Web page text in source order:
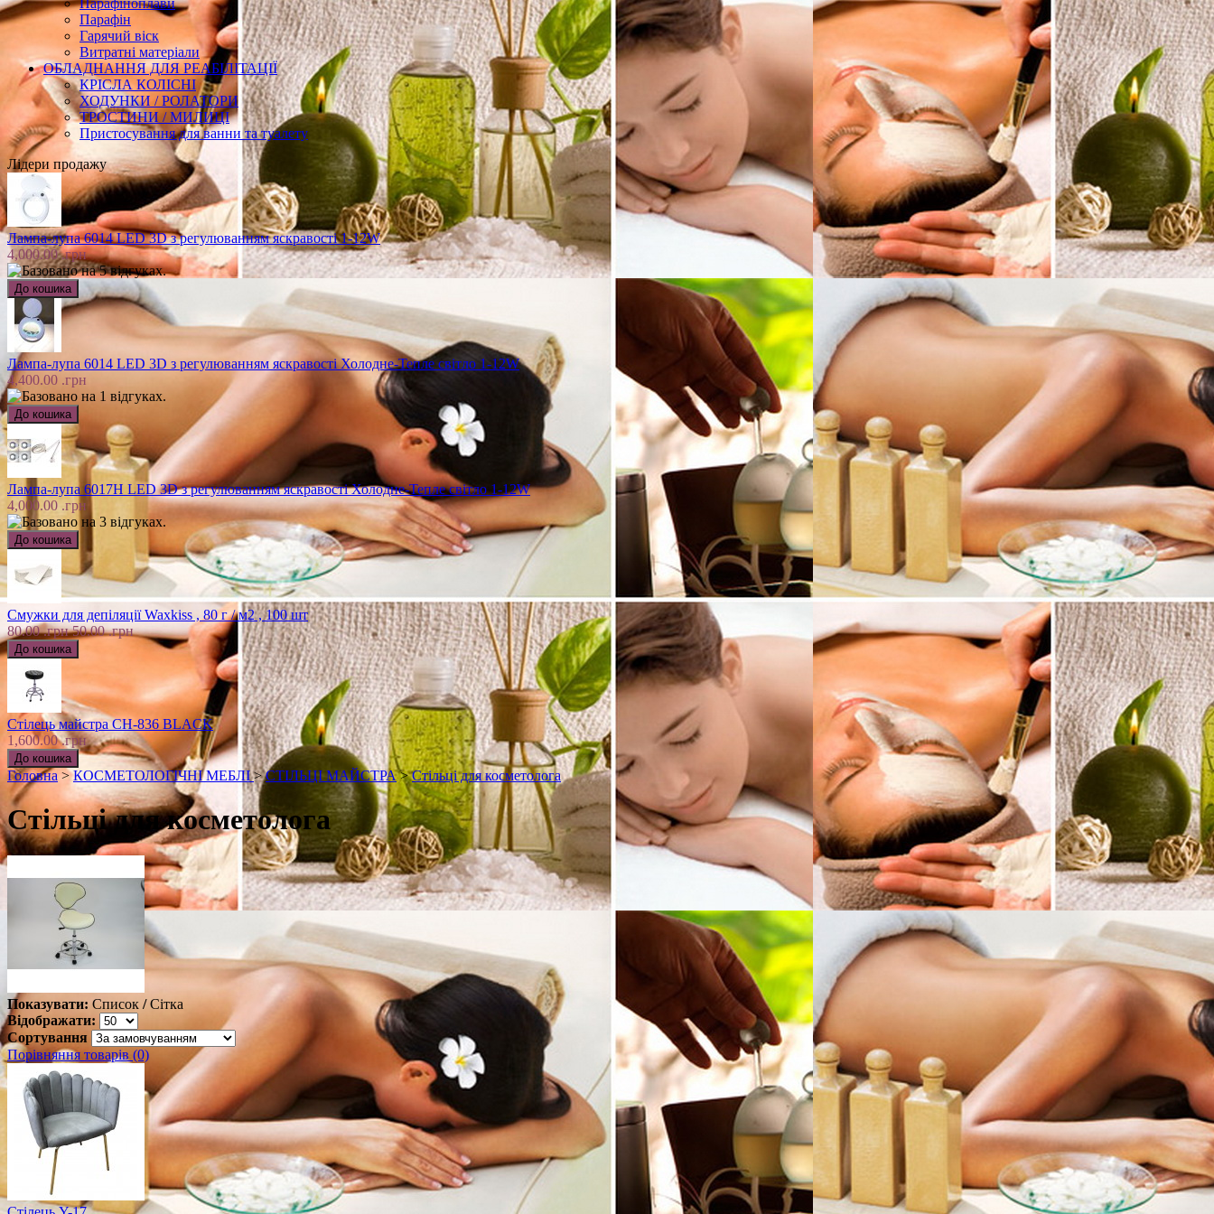
Парафін
Гарячий віск
Витратні матеріали
ОБЛАДНАННЯ ДЛЯ РЕАБІЛІТАЦІЇ
КРІСЛА КОЛІСНІ
ХОДУНКИ / РОЛАТОРИ
ТРОСТИНИ / МИЛИЦІ
Пристосування для ванни та туалету
Лідери продажу
Лампа-лупа 6014 LED 3D з регулюванням яскравості 1-12W
4,000.00 .грн
Лампа-лупа 6014 LED 3D з регулюванням яскравості Холодне-Тепле світло 1-12W
4,400.00 .грн
Лампа-лупа 6017H LED 3D з регулюванням яскравості Холодне-Тепле світло 1-12W
4,000.00 .грн
Смужки для депіляції Waxkiss , 80 г / м2 , 100 шт
80.00 .грн 50.00 .грн
Стілець майстра CH-836 BLACK
1,600.00 .грн
Головна >КОСМЕТОЛОГІЧНІ МЕБЛІ>СТІЛЬЦІ МАЙСТРА>Стільці для косметолога
Стільці для косметолога
Показувати: Список / Сітка
Відображати:
Сортування
Порівняння товарів (0)